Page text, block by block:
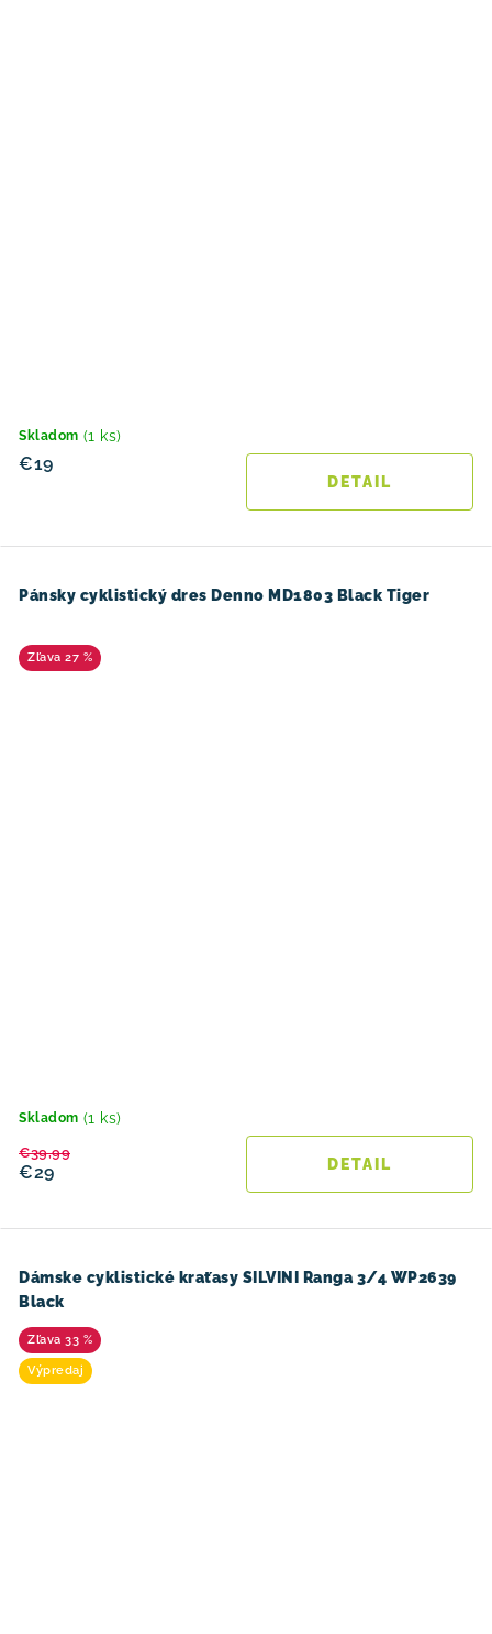
Skladom (1 ks)
€19
DETAIL
Pánsky cyklistický dres Denno MD1803 Black Tiger
27 %
Skladom (1 ks)
€29
€39,99
DETAIL
Dámske cyklistické kraťasy SILVINI Ranga 3/4 WP2639
Black
33 %
Výpredaj